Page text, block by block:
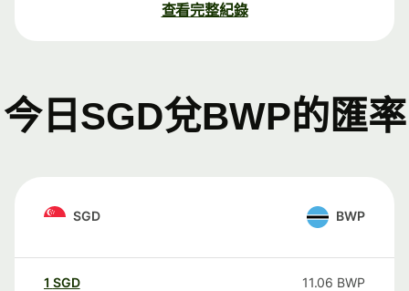
查看完整紀錄
今日SGD兌BWP的匯率
SGD BWP
1 SGD 11.06 BWP